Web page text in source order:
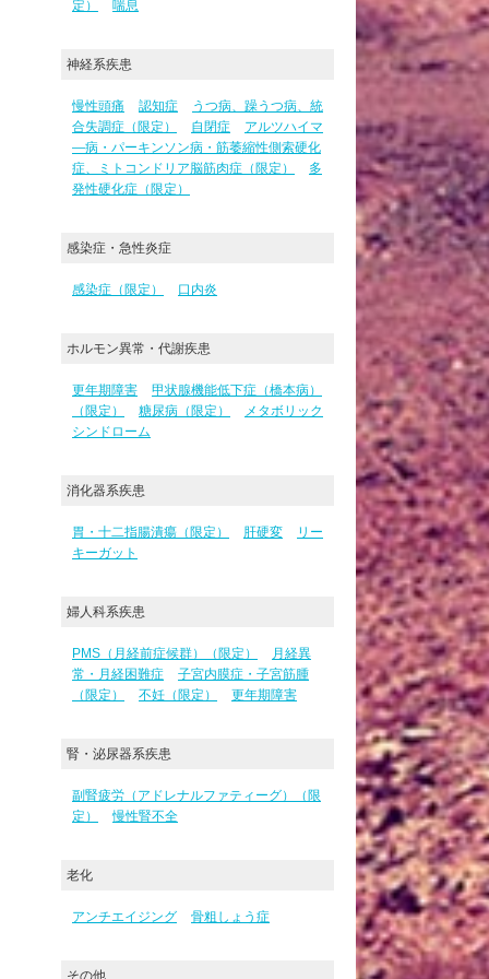
定） 喘息
神経系疾患
慢性頭痛 認知症
うつ病、躁うつ病、統
合失調症（限定）
自閉症
アルツハイマ
―病・パーキンソン病・筋萎縮性側索硬化
症、ミトコンドリア脳筋肉症（限定）
多
発性硬化症（限定）
感染症・急性炎症
感染症（限定） 口内炎
ホルモン異常・代謝疾患
更年期障害
甲状腺機能低下症（橋本病）
（限定）
糖尿病（限定）
メタボリック
シンドローム
消化器系疾患
胃・十二指腸潰瘍（限定） 肝硬変
リー
キーガット
婦人科系疾患
PMS（月経前症候群）（限定）
月経異
常・月経困難症
子宮内膜症・子宮筋腫
（限定）
不妊（限定） 更年期障害
腎・泌尿器系疾患
副腎疲労（アドレナルファティーグ）（限
定）
慢性腎不全
老化
アンチエイジング 骨粗しょう症